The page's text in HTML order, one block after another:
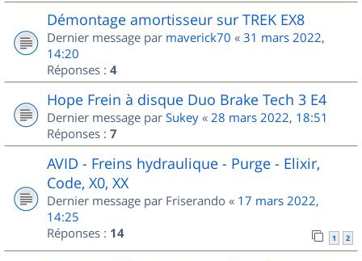
Démontage amortisseur sur TREK EX8
Dernier message par maverick70 « 31 mars 2022,
14:20
Réponses : 4
Hope Frein à disque Duo Brake Tech 3 E4
Dernier message par Sukey « 28 mars 2022, 18:51
Réponses : 7
AVID - Freins hydraulique - Purge - Elixir,
Code, X0, XX
Dernier message par Friserando « 17 mars 2022,
14:25
Réponses : 14 1 2